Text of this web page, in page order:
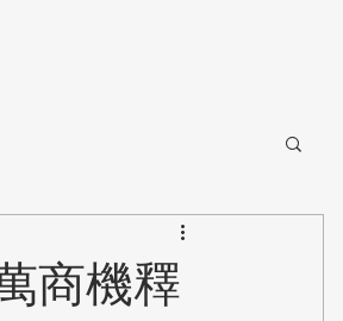
商機釋